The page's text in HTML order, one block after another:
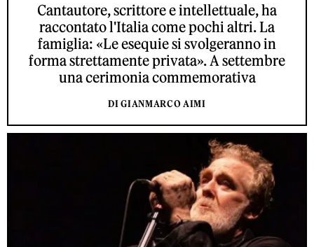
Cantautore, scrittore e intellettuale, ha
raccontato l'Italia come pochi altri. La
famiglia: «Le esequie si svolgeranno in
forma strettamente privata». A settembre
una cerimonia commemorativa
DI GIANMARCO AIMI